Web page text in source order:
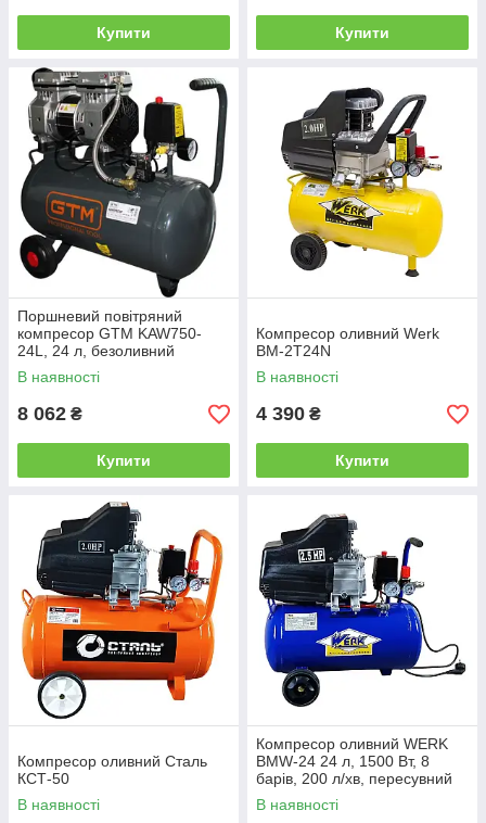
Купити Купити
Поршневий повітряний
компресор GTM KAW750-
24L, 24 л, безоливний
В наявності
8 062 ₴
Купити
Компресор оливний Werk
BM-2T24N
В наявності
4 390 ₴
Купити
Компресор оливний Сталь
КСТ-50
В наявності
Компресор оливний WERK
BMW-24 24 л, 1500 Вт, 8
барів, 200 л/хв, пересувний
поршневий компресор для
гаража, майстерні та
В наявності